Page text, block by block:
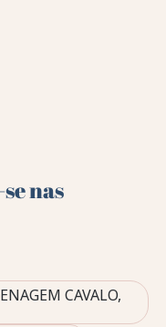
nas
CAVALO,